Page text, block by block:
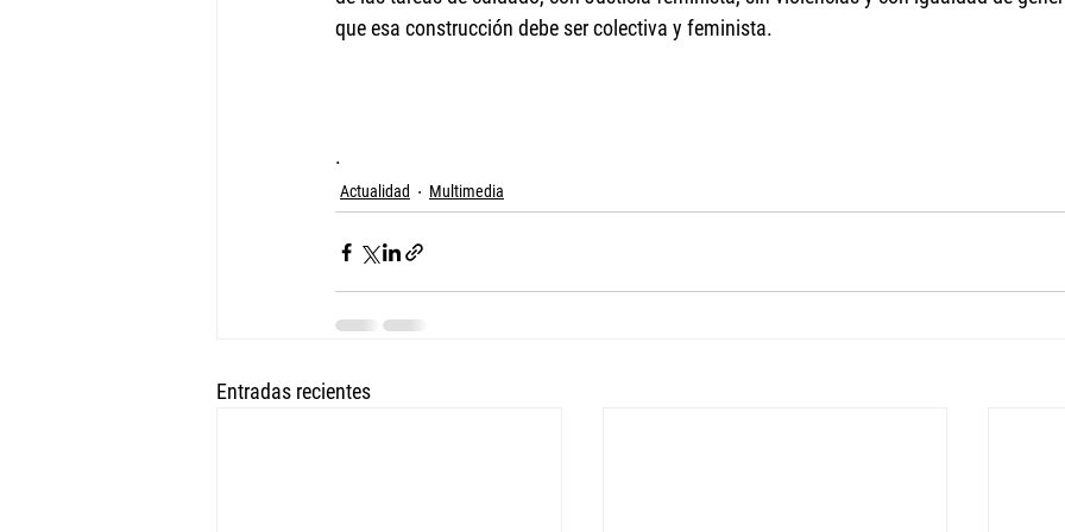
que esa construcción debe ser colectiva y feminista.
.
Actualidad Multimedia
Entradas recientes